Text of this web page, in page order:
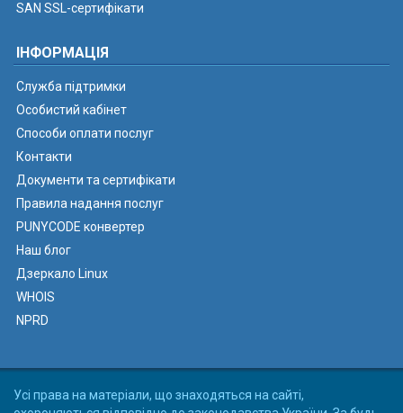
SAN SSL-сертифікати
ІНФОРМАЦІЯ
Служба підтримки
Особистий кабінет
Способи оплати послуг
Контакти
Документи та сертифікати
Правила надання послуг
PUNYCODE конвертер
Наш блог
Дзеркало Linux
WHOIS
NPRD
Усі права на матеріали, що знаходяться на сайті,